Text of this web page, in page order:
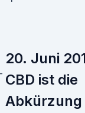
20. Juni
CBD ist die
Abkürzung